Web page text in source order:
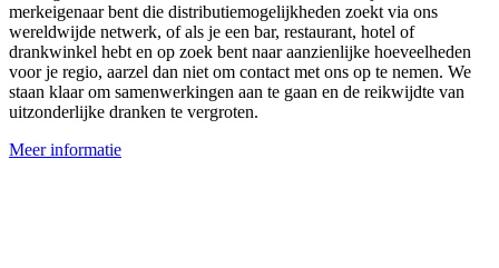
merkeigenaar bent die distributiemogelijkheden zoekt via ons
wereldwijde netwerk, of als je een bar, restaurant, hotel of
drankwinkel hebt en op zoek bent naar aanzienlijke hoeveelheden
voor je regio, aarzel dan niet om contact met ons op te nemen. We
staan klaar om samenwerkingen aan te gaan en de reikwijdte van
uitzonderlijke dranken te vergroten.
Meer informatie